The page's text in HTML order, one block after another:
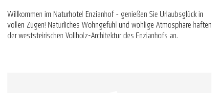
Willkommen im Naturhotel Enzianhof - genießen Sie Urlaubsglück in
vollen Zügen! Natürliches Wohngefühl und wohlige Atmosphäre haften
der weststeirischen Vollholz-Architektur des Enzianhofs an.